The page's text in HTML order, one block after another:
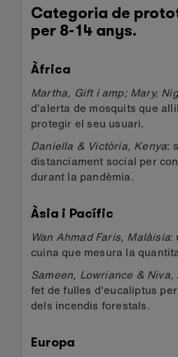
Categoria de
per 8-14 anys.
Àfrica
Martha, Gift i amp; Mary,
d'alerta de mosquits que
protegir el seu usuari.
Daniella & Victòria, Kenya:
distanciament social per
durant la pandèmia.
Àsia i Pacífic
Wan Ahmad Faris, Malàisia:
cuina que mesura la
Sameen, Lowriance &
fet de fulles d'eucaliptus
dels incendis forestals.
Europa